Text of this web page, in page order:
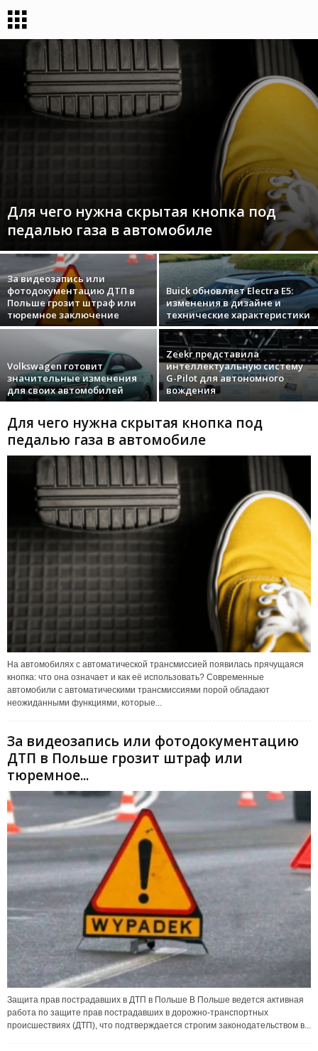
Для чего нужна скрытая кнопка под
педалью газа в автомобиле
За видеозапись или
фотодокументацию ДТП в
Польше грозит штраф или
тюремное заключение
Buick обновляет Electra E5:
изменения в дизайне и
технические характеристики
Volkswagen готовит
значительные изменения
для своих автомобилей
Zeekr представила
интеллектуальную систему
G-Pilot для автономного
вождения
Для чего нужна скрытая кнопка под
педалью газа в автомобиле
На автомобилях с автоматической трансмиссией появилась прячущаяся
кнопка: что она означает и как её использовать? Современные
автомобили с автоматическими трансмиссиями порой обладают
неожиданными функциями, которые...
За видеозапись или фотодокументацию
ДТП в Польше грозит штраф или
тюремное...
Защита прав пострадавших в ДТП в Польше В Польше ведется активная
работа по защите прав пострадавших в дорожно-транспортных
происшествиях (ДТП), что подтверждается строгим законодательством в...